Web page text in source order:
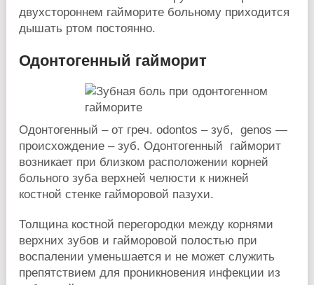
двухстороннем гайморите больному приходится
дышать ртом постоянно.
Одонтогенный гайморит
Одонтогенный – от греч. odontos – зуб, genos —
происхождение – зуб. Одонтогенный гайморит
возникает при близком расположении корней
больного зуба верхней челюсти к нижней
костной стенке гайморовой пазухи.
Толщина костной перегородки между корнями
верхних зубов и гайморовой полостью при
воспалении уменьшается и не может служить
препятствием для проникновения инфекции из